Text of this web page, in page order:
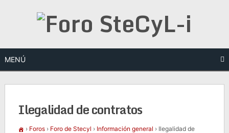
MENÚ
Ilegalidad de contratos
› Foros › Foro de Stecyl › Información general › Ilegalidad de